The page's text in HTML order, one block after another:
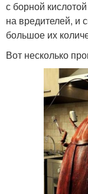
с борной
на вредителей, и
большое их
Вот несколько